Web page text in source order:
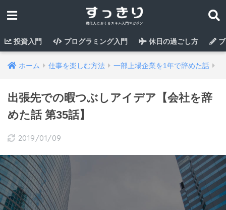
投資入門 プログラミング入門 休日の過ごし方
ホーム 仕事を楽しむ方法 一部上場企業を1年で辞めた話
出張先での暇つぶしアイデア【会社を辞
めた話 第35話】
2019/01/09